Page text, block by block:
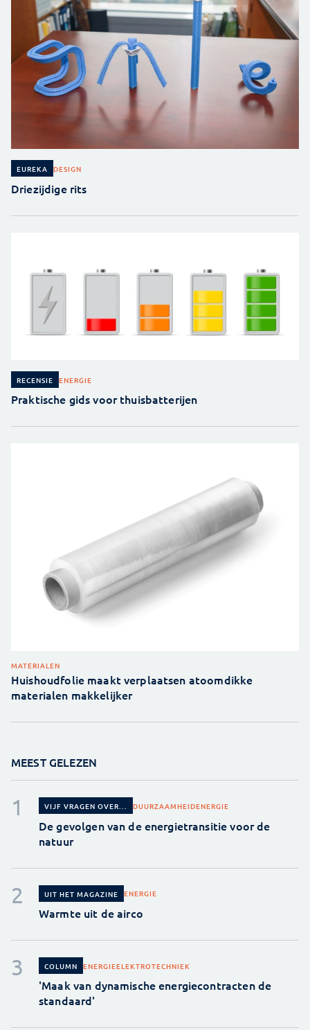
EUREKA DESIGN
Driezijdige rits
RECENSIE ENERGIE
Praktische gids voor thuisbatterijen
MATERIALEN
Huishoudfolie maakt verplaatsen atoomdikke
materialen makkelijker
MEEST GELEZEN
VIJF VRAGEN OVER... DUURZAAMHEIDENERGIE
De gevolgen van de energietransitie voor de
natuur
UIT HET MAGAZINE ENERGIE
Warmte uit de airco
COLUMN ENERGIEELEKTROTECHNIEK
'Maak van dynamische energiecontracten de
standaard'